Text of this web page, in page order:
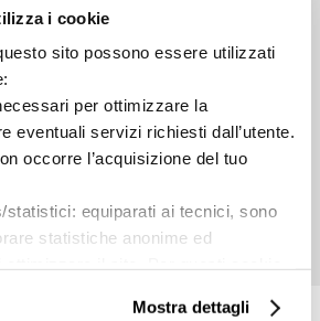
i cookie
sito possono essere utilizzati
per ottimizzare la
eventuali servizi richiesti dall’utente.
occorre l’acquisizione del tuo
statistici: equiparati ai tecnici, sono
statistiche anonime ed
marketing: sono utilizzati, solo
Mostra dettagli
opaco
Stonalizzazione:
Unità di misura:
MQ